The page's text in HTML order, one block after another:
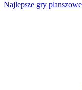
Najlepsze gry